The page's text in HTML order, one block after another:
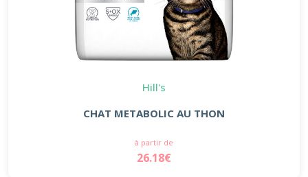
Hill's
CHAT METABOLIC AU THON
à partir de
26.18€